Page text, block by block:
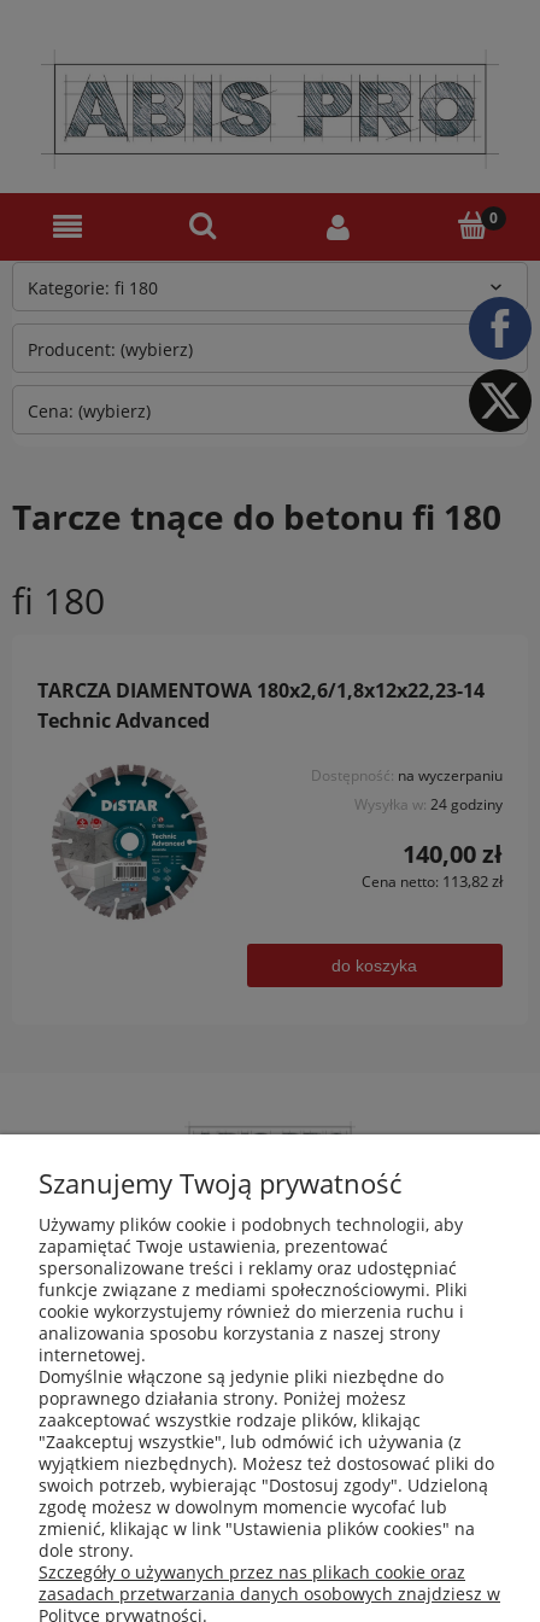
Kategorie: fi 180
Producent: (wybierz)
Cena: (wybierz)
Tarcze tnące do betonu fi 180
fi 180
TARCZA DIAMENTOWA 180x2,6/1,8x12x22,23-14
Technic Advanced
Dostępność: na wyczerpaniu
Wysyłka w: 24 godziny
140,00 zł
Cena netto: 113,82 zł
do koszyka
ABIS Pro sp. z o. o.
ul. Głogowska 11
30-416 Kraków
+48 531 809 706
office@abispro.pl
Szanujemy Twoją prywatność
Używamy plików cookie i podobnych technologii, aby
zapamiętać Twoje ustawienia, prezentować
spersonalizowane treści i reklamy oraz udostępniać
funkcje związane z mediami społecznościowymi. Pliki
cookie wykorzystujemy również do mierzenia ruchu i
analizowania sposobu korzystania z naszej strony
internetowej.
Domyślnie włączone są jedynie pliki niezbędne do
poprawnego działania strony. Poniżej możesz
zaakceptować wszystkie rodzaje plików, klikając
"Zaakceptuj wszystkie", lub odmówić ich używania (z
wyjątkiem niezbędnych). Możesz też dostosować pliki do
swoich potrzeb, wybierając "Dostosuj zgody". Udzieloną
zgodę możesz w dowolnym momencie wycofać lub
zmienić, klikając w link "Ustawienia plików cookies" na
dole strony.
Szczegóły o używanych przez nas plikach cookie oraz
zasadach przetwarzania danych osobowych znajdziesz w
Polityce prywatności.